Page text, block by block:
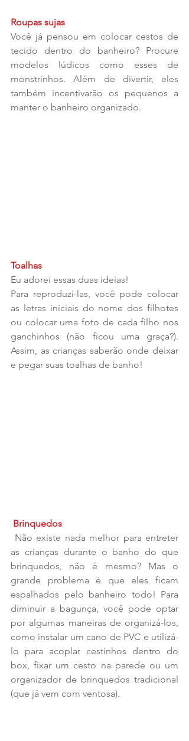
Roupas sujas
Você já pensou em colocar cestos de
tecido dentro do banheiro? Procure
modelos lúdicos como esses de
monstrinhos. Além de divertir, eles
também incentivarão os pequenos a
manter o banheiro organizado.
Toalhas
Eu adorei essas duas ideias!
Para reproduzi-las, você pode colocar
as letras iniciais do nome dos filhotes
ou colocar uma foto de cada filho nos
ganchinhos (não ficou uma graça?).
Assim, as crianças saberão onde deixar
e pegar suas toalhas de banho!
Brinquedos
as crianças durante o banho do que
brinquedos, não é mesmo? Mas o
grande problema é que eles ficam
espalhados pelo banheiro todo! Para
diminuir a bagunça, você pode optar
por algumas maneiras de organizá-los,
como instalar um cano de PVC e utilizá-
lo para acoplar cestinhos dentro do
box, fixar um cesto na parede ou um
organizador de brinquedos tradicional
(que já vem com ventosa).